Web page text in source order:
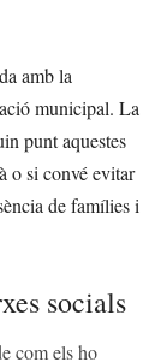
amb la
municipal. La
punt aquestes
o si convé evitar
de famílies i
socials
com els ho